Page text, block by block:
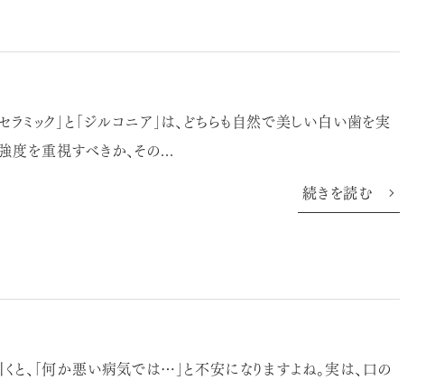
ック」と「ジルコニア」は、どちらも自然で美しい白い歯を実
度を重視すべきか、その...
続きを読む
、「何か悪い病気では…」と不安になりますよね。実は、口の